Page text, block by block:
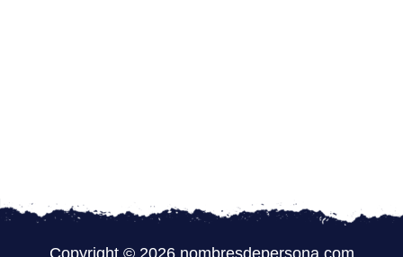
Copyright © 2026 nombresdepersona.com